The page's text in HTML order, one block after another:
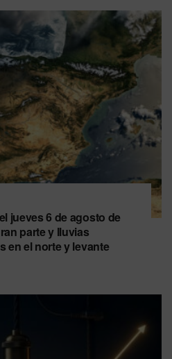
jueves 6 de agosto de
parte y lluvias
en el norte y levante